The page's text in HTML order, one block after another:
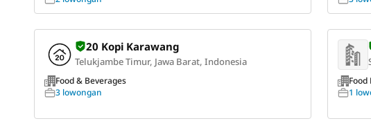
20 Kopi Karawang
Telukjambe Timur, Jawa Barat, Indonesia
Food & Beverages
3 lowongan
1